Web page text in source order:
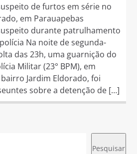
de furtos em série no
em Parauapebas
durante patrulhamento
Na noite de segunda-
das 23h, uma guarnição do
Militar (23° BPM), em
Jardim Eldorado, foi
sobre a detenção de […]
Pesquisar